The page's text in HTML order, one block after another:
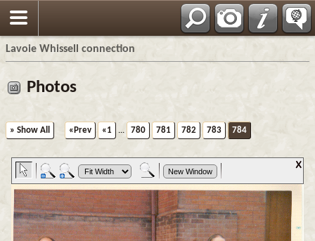
Lavoie Whissell connection
Photos
» Show All «Prev «1 ... 780 781 782 783 784